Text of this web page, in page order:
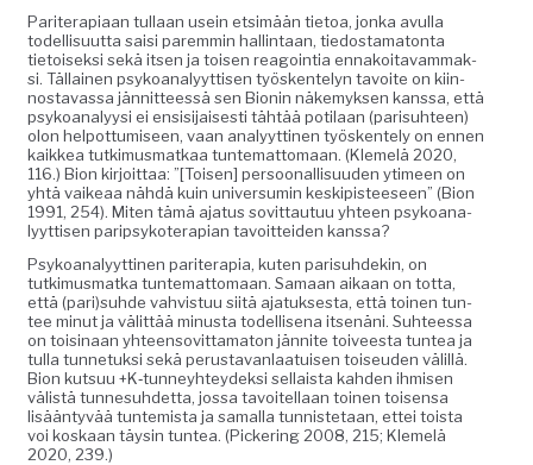
Parit­er­api­aan tul­laan usein etsimään tietoa, jon­ka avul­la
todel­lisu­ut­ta saisi parem­min hallintaan, tiedostam­a­ton­ta
tietoisek­si sekä itsen ja toisen reagoin­tia ennakoitavam­mak­
si. Täl­lainen psyko­ana­lyyt­tisen työsken­te­lyn tavoite on kiin­
nos­tavas­sa jän­nit­teessä sen Bion­in näke­myk­sen kanssa, että
psyko­ana­lyysi ei ensisi­jais­es­ti tähtää poti­laan (parisuh­teen)
olon helpot­tumiseen, vaan ana­lyyt­ti­nen työsken­te­ly on ennen
kaikkea tutkimus­matkaa tun­tem­at­tomaan. (Klemelä 2020,
116.) Bion kir­joit­taa: ”[Toisen] per­soon­al­lisu­u­den ytimeen on
yhtä vaikeaa nähdä kuin uni­ver­sum­in keskip­is­teeseen” (Bion
1991, 254). Miten tämä aja­tus sovit­tau­tuu yhteen psyko­ana­
lyyt­tisen parip­sykoter­api­an tavoit­tei­den kanssa?
Psyko­ana­lyyt­ti­nen parit­er­apia, kuten parisuhdekin, on
tutkimus­mat­ka tun­tem­at­tomaan. Samaan aikaan on tot­ta,
että (pari)suhde vahvis­tuu siitä ajatuk­ses­ta, että toinen tun­
tee min­ut ja välit­tää minus­ta todel­lise­na itsenäni. Suh­teessa
on toisi­naan yhteenso­vit­tam­a­ton jän­nite toiveesta tun­tea ja
tul­la tun­netuk­si sekä perus­ta­van­laa­tuisen toiseu­den välil­lä.
Bion kut­suu +K‑tunneyhteydeksi sel­l­aista kah­den ihmisen
välistä tun­nesuhdet­ta, jos­sa tavoitel­laan toinen toisen­sa
lisään­tyvää tun­temista ja samal­la tun­nis­te­taan, ettei toista
voi koskaan täysin tun­tea. (Pick­er­ing 2008, 215; Klemelä
2020, 239.)